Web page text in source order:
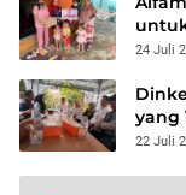
24 Juli
yang
22 Juli